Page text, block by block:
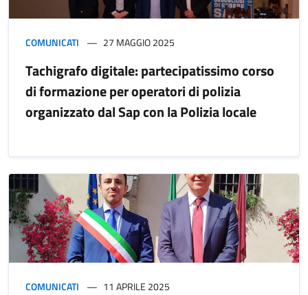
COMUNICATI 27 MAGGIO 2025
Tachigrafo digitale: partecipatissimo corso
di formazione per operatori di polizia
organizzato dal Sap con la Polizia locale
COMUNICATI 11 APRILE 2025